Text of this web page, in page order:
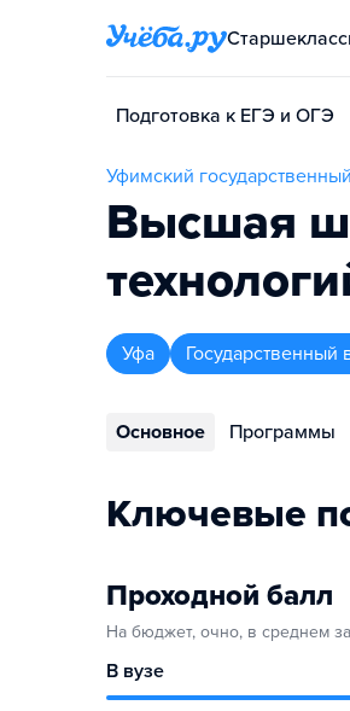
Подготовка к ЕГЭ и ОГЭ
Уфимский
Высшая
Уфа Государственный
Основное Программы
Ключевые
Проходной балл
На бюджет, очно, в среднем
В вузе